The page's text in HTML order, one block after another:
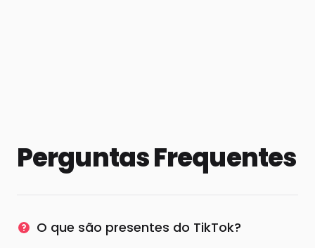
Perguntas Frequentes
O que são presentes do TikTok?